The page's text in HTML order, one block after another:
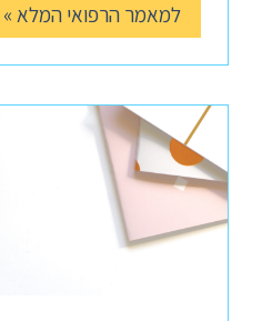
למאמר הרפואי המלא »